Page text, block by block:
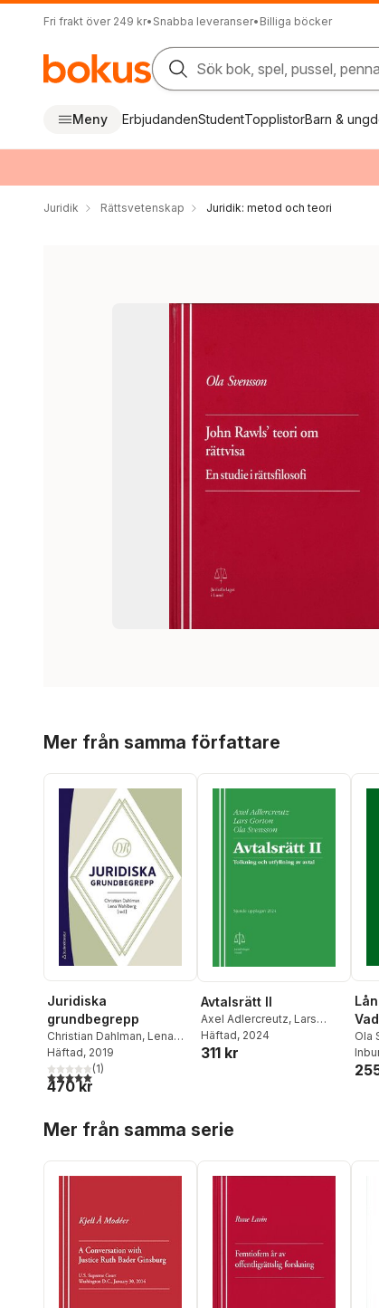
Fri frakt över 249 kr• Snabba leveranser• Billiga böcker
Sök bok, spel, pussel,
Meny ErbjudandenStudentTopplistorBarn &
Juridik Rättsvetenskap Juridik: metod och teori
Mer från samma författare
Juridiska
grundbegrepp
Christian Dahlman, Lena
Wahlberg,Johan Adestam
Niklas Arvidsson
Brännström
Linderfalk,Patricia Mindus
Torben Spaak
Häftad, 2019
5,0utav 5 stjärnor. Totalt antal röster:
(1)
470 kr
Avtalsrätt II
Axel Adlercreutz, Lars
Gorton, Ola Svensson
Häftad, 2024
311 kr
åt
Ola
Mer från samma serie